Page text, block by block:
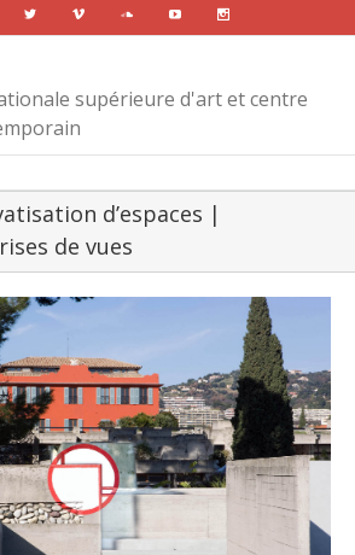
Twitter Vimeo SoundcloudYoutube
supérieure d'art et centre
d’espaces |
de vues